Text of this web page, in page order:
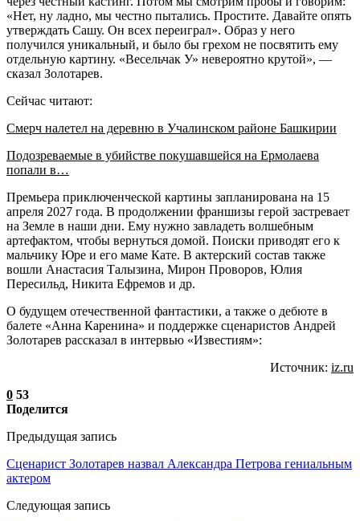
«Нет, ну ладно, мы честно пытались. Простите. Давайте опять
утверждать Сашу. Он всех переиграл». Образ у него
получился уникальный, и было бы грехом не посвятить ему
отдельную картину. «Весельчак У» невероятно крутой», —
сказал Золотарев.
Сейчас читают:
Смерч налетел на деревню в Учалинском районе Башкирии
Подозреваемые в убийстве покушавшейся на Ермолаева
попали в…
Премьера приключенческой картины запланирована на 15
апреля 2027 года. В продолжении франшизы герой застревает
на Земле в наши дни. Ему нужно завладеть волшебным
артефактом, чтобы вернуться домой. Поиски приводят его к
мальчику Юре и его маме Кате. В актерский состав также
вошли Анастасия Талызина, Мирон Проворов, Юлия
Пересильд, Никита Ефремов и др.
О будущем отечественной фантастики, а также о дебюте в
балете «Анна Каренина» и поддержке сценаристов Андрей
Золотарев рассказал в интервью «Известиям»:
Источник: iz.ru
0 53
Поделится
Предыдущая запись
Сценарист Золотарев назвал Александра Петрова гениальным
актером
Следующая запись